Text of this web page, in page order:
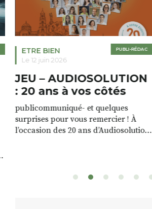
PUBLI-RÉDAC
ETRE BIEN
Le 12 juin 2026
JEU – AUDIOSOLUTION
: 20 ans à vos côtés
publicommuniqué- et quelques
surprises pour vous remercier ! À
l’occasion des 20 ans d’Audiosolution,
sont à gagner, sélectionnés auprès